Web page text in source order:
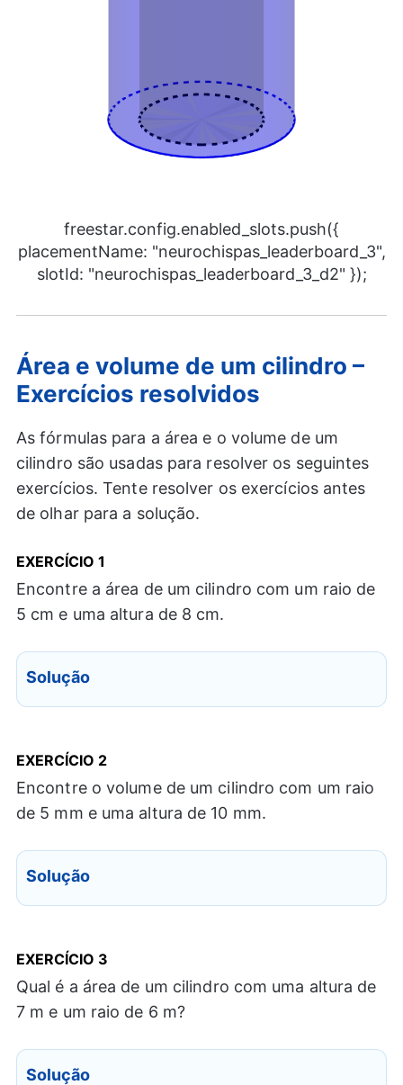
freestar.config.enabled_slots.push({
placementName: "neurochispas_leaderboard_3",
slotId: "neurochispas_leaderboard_3_d2" });
Área e volume de um cilindro –
Exercícios resolvidos
As fórmulas para a área e o volume de um
cilindro são usadas para resolver os seguintes
exercícios. Tente resolver os exercícios antes
de olhar para a solução.
EXERCÍCIO 1
Encontre a área de um cilindro com um raio de
5 cm e uma altura de 8 cm.
Solução
EXERCÍCIO 2
Encontre o volume de um cilindro com um raio
de 5 mm e uma altura de 10 mm.
Solução
EXERCÍCIO 3
Qual é a área de um cilindro com uma altura de
7 m e um raio de 6 m?
Solução